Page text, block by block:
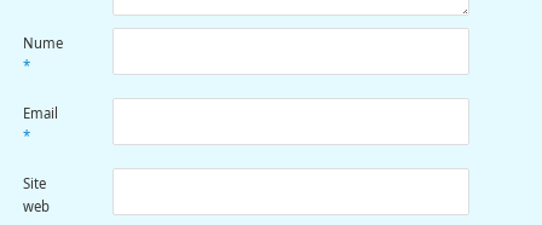
Nume
*
Email
*
Site
web